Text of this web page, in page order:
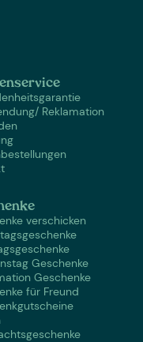
Reklamation
verschicken
Geschenke
Geschenke
für Freund